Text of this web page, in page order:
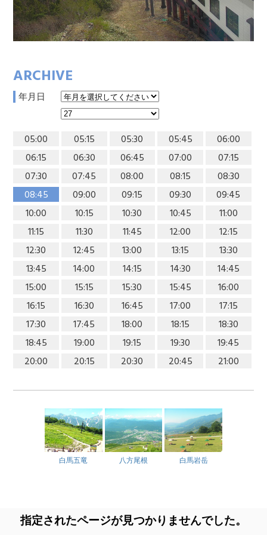
ARCHIVE
年月日
05:00 05:15 05:30 05:45
06:00
06:15
06:30 06:45 07:00
07:15
07:30
07:45 08:00 08:15
08:30
08:45
09:00 09:15 09:30
09:45
10:00
10:15 10:30 10:45
11:00
11:15
11:30 11:45 12:00
12:15
12:30
12:45 13:00 13:15
13:30
13:45
14:00 14:15 14:30
14:45
15:00
15:15 15:30 15:45
16:00
16:15
16:30 16:45 17:00
17:15
17:30
17:45 18:00 18:15
18:30
18:45
19:00 19:15 19:30
19:45
20:00
20:15 20:30 20:45 21:00
白馬五竜 八方尾根 白馬岩岳